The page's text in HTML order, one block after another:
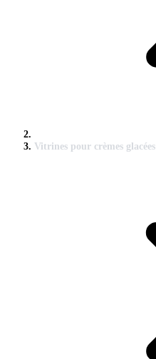
Vitrines pour crèmes glacées